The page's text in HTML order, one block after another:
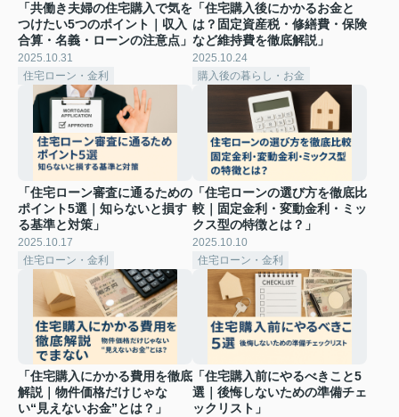
「共働き夫婦の住宅購入で気を
つけたい5つのポイント｜収入
合算・名義・ローンの注意点」
2025.10.31
住宅ローン・金利
「住宅購入後にかかるお金と
は？固定資産税・修繕費・保険
など維持費を徹底解説」
2025.10.24
購入後の暮らし・お金
「住宅ローン審査に通るための
ポイント5選｜知らないと損す
る基準と対策」
2025.10.17
住宅ローン・金利
「住宅ローンの選び方を徹底比
較｜固定金利・変動金利・ミッ
クス型の特徴とは？」
2025.10.10
住宅ローン・金利
「住宅購入にかかる費用を徹底
解説｜物件価格だけじゃな
い“見えないお金”とは？」
「住宅購入前にやるべきこと5
選｜後悔しないための準備チェ
ックリスト」